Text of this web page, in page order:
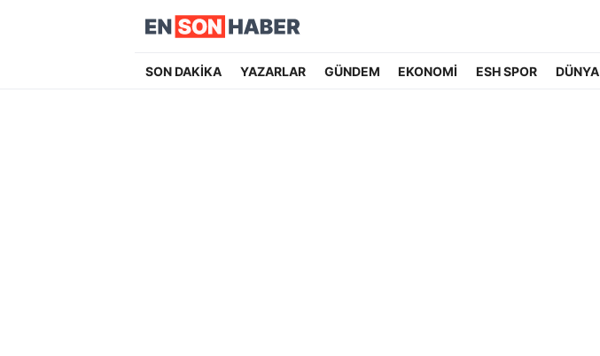
SON DAKİKA YAZARLAR GÜNDEM EKONOMİ ESH SPOR DÜNYA